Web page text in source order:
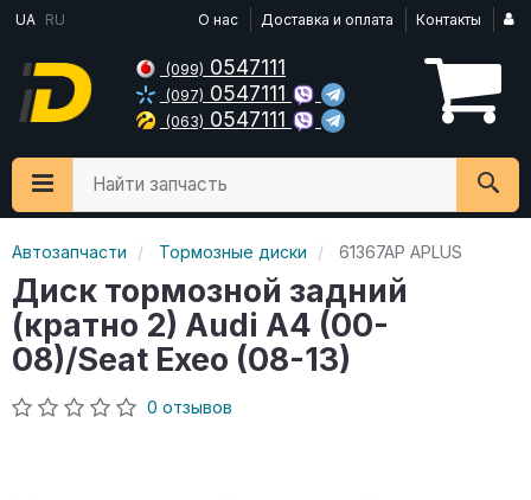
UA RU О нас Доставка и оплата Контакты
(099) 0547111
(097) 0547111
(063) 0547111
Найти запчасть
Автозапчасти Тормозные диски 61367AP APLUS
Диск тормозной задний
(кратно 2) Audi A4 (00-
08)/Seat Exeo (08-13)
0 отзывов